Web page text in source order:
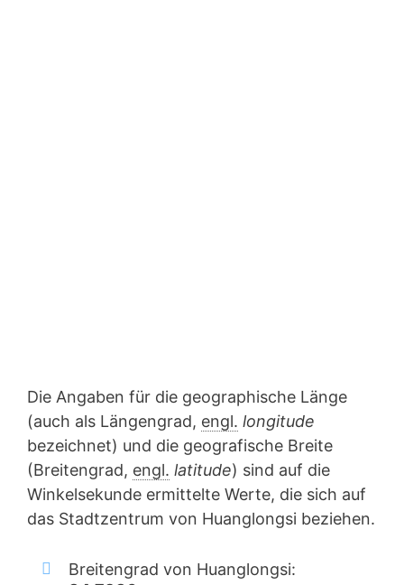
Die Angaben für die geographische Länge
(auch als Längengrad, engl. longitude
bezeichnet) und die geografische Breite
(Breitengrad, engl. latitude) sind auf die
Winkelsekunde ermittelte Werte, die sich auf
das Stadtzentrum von Huanglongsi beziehen.
Breitengrad von Huanglongsi: